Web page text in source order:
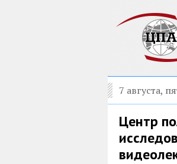
7 августа,
Центр